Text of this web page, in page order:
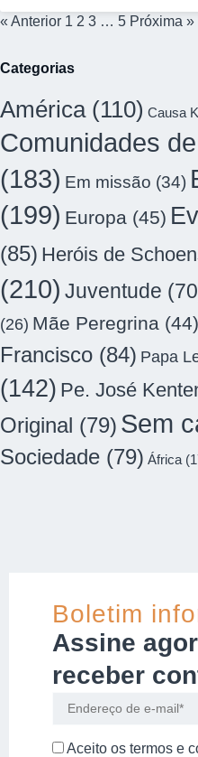
« Anterior 1 2 3 … 5 Próxima »
Categorias
América(110) Causa
Comunidades
(183) Em missão (34)
(199) Europa (45)
(85) Heróis de
(210) Juventude
(26) Mãe Peregrina (44)
Francisco (84) Papa
(142) Pe. José
Original (79) Sem
Sociedade (79) África
Boletim
Assine
receber
Aceito os termos e